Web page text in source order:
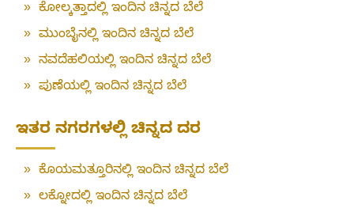
» ಕೋಲ್ಕತ್ತಾದಲ್ಲಿ ಇಂದಿನ ಚಿನ್ನದ ಬೆಲೆ
» ಮುಂಬೈನಲ್ಲಿ ಇಂದಿನ ಚಿನ್ನದ ಬೆಲೆ
» ನವದೆಹಲಿಯಲ್ಲಿ ಇಂದಿನ ಚಿನ್ನದ ಬೆಲೆ
» ಪುಣೆಯಲ್ಲಿ ಇಂದಿನ ಚಿನ್ನದ ಬೆಲೆ
ಇತರ ನಗರಗಳಲ್ಲಿ ಚಿನ್ನದ ದರ
» ಕೊಯಮತ್ತೂರಿನಲ್ಲಿ ಇಂದಿನ ಚಿನ್ನದ ಬೆಲೆ
» ಲಕ್ನೋದಲ್ಲಿ ಇಂದಿನ ಚಿನ್ನದ ಬೆಲೆ